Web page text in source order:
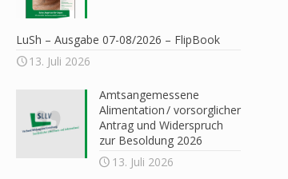
LuSh – Ausgabe 07-08/2026 – FlipBook
13. Juli 2026
Amtsangemessene
Alimentation / vorsorglicher
Antrag und Widerspruch
zur Besoldung 2026
13. Juli 2026